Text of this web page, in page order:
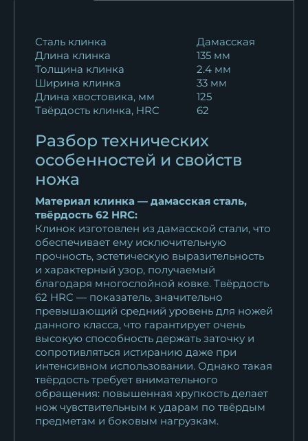
Сталь клинка
Дамасская
Длина клинка
135 мм
Толщина клинка
2.4 мм
Ширина клинка
33 мм
Длина хвостовика, мм
125
Твёрдость клинка, HRC
62
Разбор технических
особенностей и свойств
ножа
Материал клинка — дамасская сталь,
твёрдость 62 HRC:
Клинок изготовлен из дамасской стали, что
обеспечивает ему исключительную
прочность, эстетическую выразительность
и характерный узор, получаемый
благодаря многослойной ковке. Твёрдость
62 HRC — показатель, значительно
превышающий средний уровень для ножей
данного класса, что гарантирует очень
высокую способность держать заточку и
сопротивляться истиранию даже при
интенсивном использовании. Однако такая
твёрдость требует внимательного
обращения: повышенная хрупкость делает
нож чувствительным к ударам по твёрдым
предметам и боковым нагрузкам.